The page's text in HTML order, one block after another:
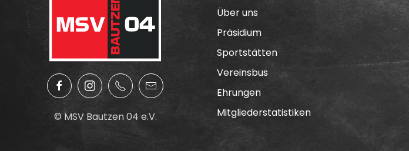
Über uns
Präsidium
Sportstätten
Vereinsbus
Ehrungen
Mitgliederstatistiken
© MSV Bautzen 04 e.V.